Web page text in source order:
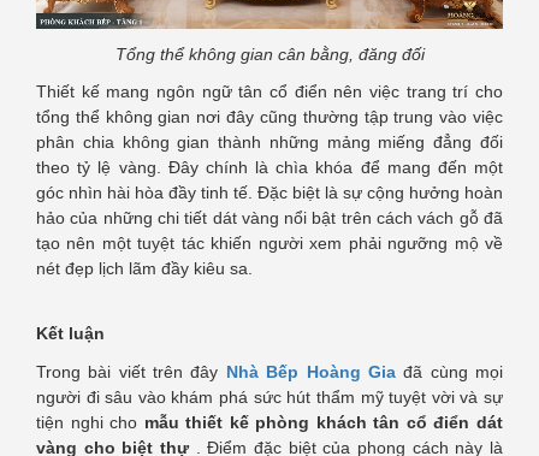
Tổng thể không gian cân bằng, đăng đối
Thiết kế mang ngôn ngữ tân cổ điển nên việc trang trí cho
tổng thể không gian nơi đây cũng thường tập trung vào việc
phân chia không gian thành những mảng miếng đẳng đối
theo tỷ lệ vàng. Đây chính là chìa khóa để mang đến một
góc nhìn hài hòa đầy tinh tế. Đặc biệt là sự cộng hưởng hoàn
hảo của những chi tiết dát vàng nổi bật trên cách vách gỗ đã
tạo nên một tuyệt tác khiến người xem phải ngưỡng mộ về
nét đẹp lịch lãm đầy kiêu sa.
Kết luận
Trong bài viết trên đây Nhà Bếp Hoàng Giađã cùng mọi
người đi sâu vào khám phá sức hút thẩm mỹ tuyệt vời và sự
tiện nghi cho mẫu thiết kế phòng khách tân cổ điển dát
vàng cho biệt thự. Điểm đặc biệt của phong cách này là